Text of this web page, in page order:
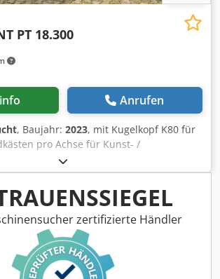
PT 18.300
Anrufen
, Baujahr: 2023, mit Kugelkopf K80 für
pro Achse für Kunst- /
Agroturn, 2.225mm
/ Entlüftung Luftbälge d.
Exzenterschneckenpumpe Typ
Schleppschu Dodpfx Apst Dnuuewock
zertifizierte Händler